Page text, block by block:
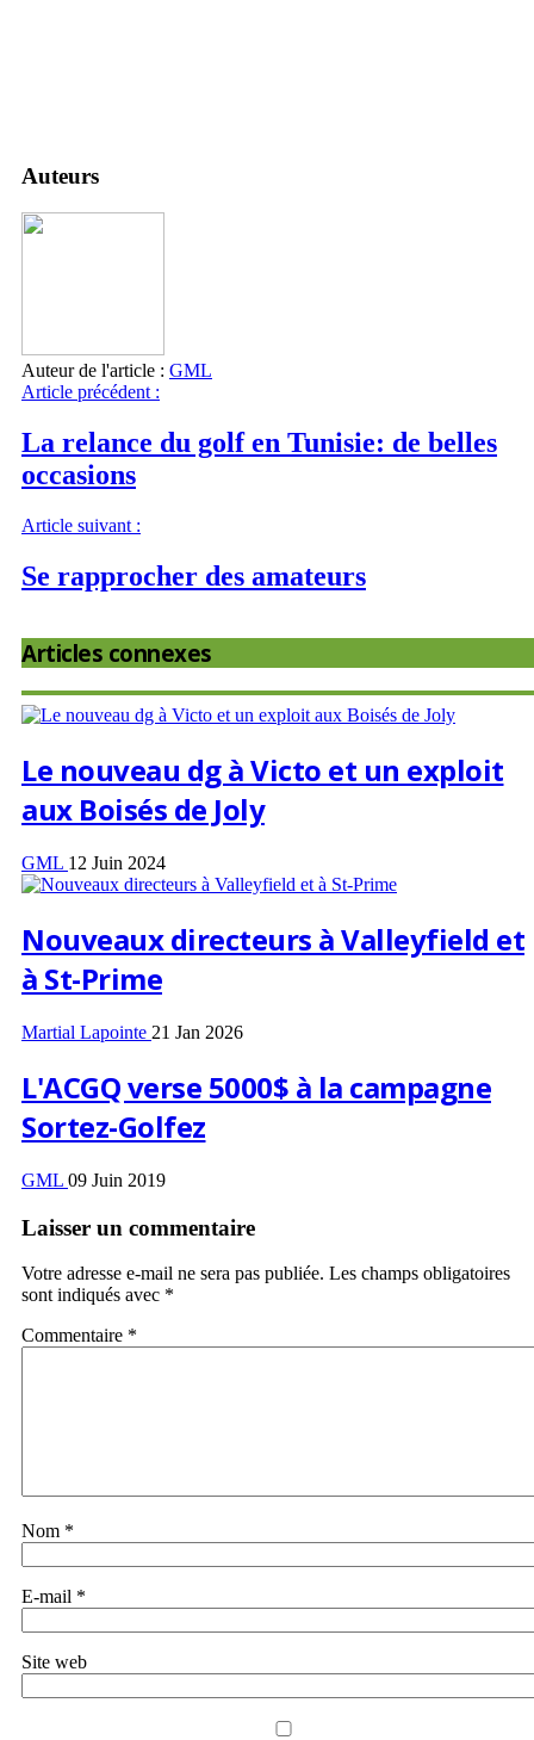
Auteurs
Auteur de l'article : GML
Article précédent :
La relance du golf en Tunisie: de belles
occasions
Article suivant :
Se rapprocher des amateurs
Articles connexes
Le nouveau dg à Victo et un exploit
aux Boisés de Joly
GML 12 Juin 2024
Nouveaux directeurs à Valleyfield et
à St-Prime
Martial Lapointe 21 Jan 2026
L'ACGQ verse 5000$ à la campagne
Sortez-Golfez
GML 09 Juin 2019
Laisser un commentaire
Votre adresse e-mail ne sera pas publiée. Les champs obligatoires
sont indiqués avec *
Commentaire *
Nom *
E-mail *
Site web